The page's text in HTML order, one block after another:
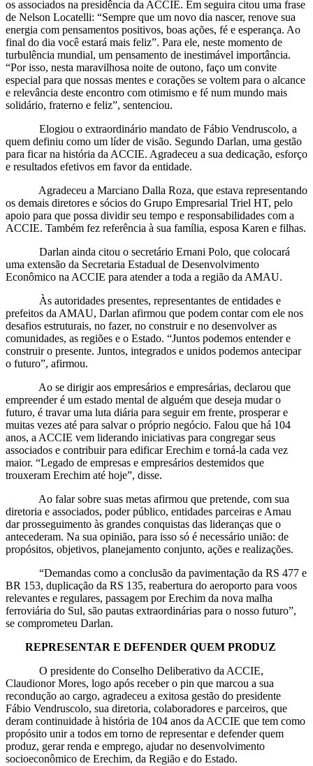
os associados na presidência da ACCIE. Em seguira citou uma frase
de Nelson Locatelli: “Sempre que um novo dia nascer, renove sua
energia com pensamentos positivos, boas ações, fé e esperança. Ao
final do dia você estará mais feliz”. Para ele, neste momento de
turbulência mundial, um pensamento de inestimável importância.
“Por isso, nesta maravilhosa noite de outono, faço um convite
especial para que nossas mentes e corações se voltem para o alcance
e relevância deste encontro com otimismo e fé num mundo mais
solidário, fraterno e feliz”, sentenciou.
Elogiou o extraordinário mandato de Fábio Vendruscolo, a
quem definiu como um líder de visão. Segundo Darlan, uma gestão
para ficar na história da ACCIE. Agradeceu a sua dedicação, esforço
e resultados efetivos em favor da entidade.
Agradeceu a Marciano Dalla Roza, que estava representando
os demais diretores e sócios do Grupo Empresarial Triel HT, pelo
apoio para que possa dividir seu tempo e responsabilidades com a
ACCIE. Também fez referência à sua família, esposa Karen e filhas.
Darlan ainda citou o secretário Ernani Polo, que colocará
uma extensão da Secretaria Estadual de Desenvolvimento
Econômico na ACCIE para atender a toda a região da AMAU.
Às autoridades presentes, representantes de entidades e
prefeitos da AMAU, Darlan afirmou que podem contar com ele nos
desafios estruturais, no fazer, no construir e no desenvolver as
comunidades, as regiões e o Estado. “Juntos podemos entender e
construir o presente. Juntos, integrados e unidos podemos antecipar
o futuro”, afirmou.
Ao se dirigir aos empresários e empresárias, declarou que
empreender é um estado mental de alguém que deseja mudar o
futuro, é travar uma luta diária para seguir em frente, prosperar e
muitas vezes até para salvar o próprio negócio. Falou que há 104
anos, a ACCIE vem liderando iniciativas para congregar seus
associados e contribuir para edificar Erechim e torná-la cada vez
maior. “Legado de empresas e empresários destemidos que
trouxeram Erechim até hoje”, disse.
Ao falar sobre suas metas afirmou que pretende, com sua
diretoria e associados, poder público, entidades parceiras e Amau
dar prosseguimento às grandes conquistas das lideranças que o
antecederam. Na sua opinião, para isso só é necessário união: de
propósitos, objetivos, planejamento conjunto, ações e realizações.
“Demandas como a conclusão da pavimentação da RS 477 e
BR 153, duplicação da RS 135, reabertura do aeroporto para voos
relevantes e regulares, passagem por Erechim da nova malha
ferroviária do Sul, são pautas extraordinárias para o nosso futuro”,
se comprometeu Darlan.
REPRESENTAR E DEFENDER QUEM PRODUZ
O presidente do Conselho Deliberativo da ACCIE,
Claudionor Mores, logo após receber o pin que marcou a sua
recondução ao cargo, agradeceu a exitosa gestão do presidente
Fábio Vendruscolo, sua diretoria, colaboradores e parceiros, que
deram continuidade à história de 104 anos da ACCIE que tem como
propósito unir a todos em torno de representar e defender quem
produz, gerar renda e emprego, ajudar no desenvolvimento
socioeconômico de Erechim, da Região e do Estado.